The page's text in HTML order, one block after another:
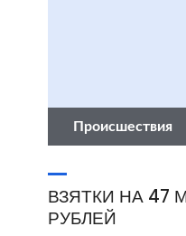
Происшествия
ВЗЯТКИ НА 47
РУБЛЕЙ